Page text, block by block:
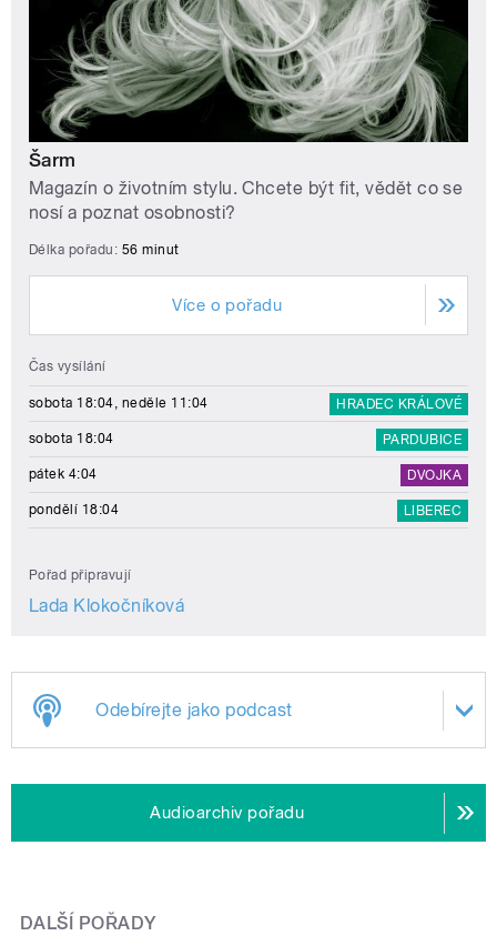
Šarm
Magazín o životním stylu. Chcete být fit, vědět co se
nosí a poznat osobnosti?
Délka pořadu: 56 minut
Více o pořadu
Čas vysílání
sobota 18:04, neděle 11:04 HRADEC KRÁLOVÉ
sobota 18:04 PARDUBICE
pátek 4:04 DVOJKA
pondělí 18:04 LIBEREC
Pořad připravují
Lada Klokočníková
Odebírejte jako podcast
Audioarchiv pořadu
DALŠÍ POŘADY